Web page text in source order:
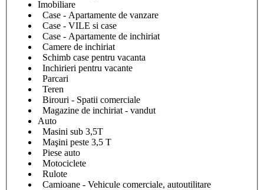
Imobiliare
Case - Apartamente de vanzare
Case - VILE si case
Case - Apartamente de inchiriat
Camere de inchiriat
Schimb case pentru vacanta
Inchirieri pentru vacante
Parcari
Teren
Birouri - Spatii comerciale
Magazine de inchiriat - vandut
Auto
Masini sub 3,5T
Maşini peste 3,5 T
Piese auto
Motociclete
Rulote
Camioane - Vehicule comerciale, autoutilitare